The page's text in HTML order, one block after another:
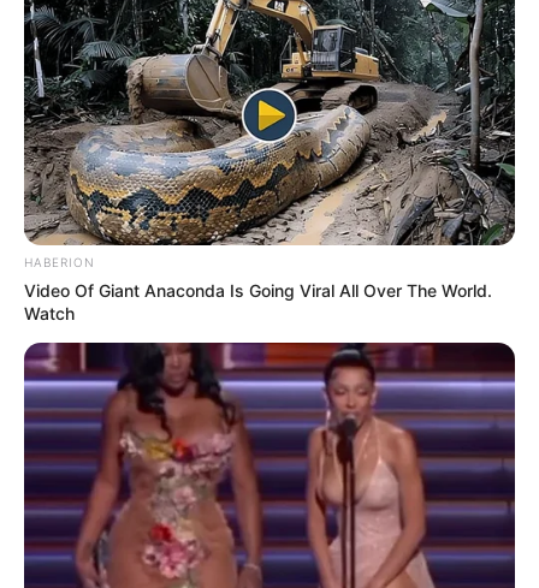
ΠΑΓΙΔΑ ΜΕΓΑΛΗ. ΠΟΥ ΦΕΡΝΕΙ ΑΠΟΓΟΗΤΕΥΣΗ. ΚΑΙ
ΑΓΧΟΣ. ΚΑΙ ΦΟΒΟ.
ΤΙΠΟΤΑ ΑΠΟ ΟΤΙ ΒΛΕΠΟΥΜΕ ΔΕΝ ΕΙΝΑΙ
ΑΥΤΟ ΠΟΥ ΓΙΝΕΤΑΙ. ΑΚΟΛΟΥΘΕΙ ΕΝΑ
ΚΕΙΜΕΝΟ ΓΙΑ ΑΦΥΠΝΙΣΜΕΝΟΥΣ.
ΓΡΑΦΕΙ ΗChryso Elenodorou. “ΕΡΧΟΝΤΑΙ ΜΕΓΑΛΕΣ
ΑΛΛΑΓΕΣ. ΠΡΟΕΤΟΙΜΑΣΤΕΙΤΕ ΕΣΩΤΕΡΙΚΑ …
ΒΑΔΙΖΟΝΤΑΣ ΤΟΝ ΔΡΟΜΟ, ΓΙΑ ΝΑ ΠΡΟΕΤΟΙΜΑΣΟΥΜΕ
ΤΟΝ ΔΡΟΜΟ ΜΠΡΟΣΤΑ! Η ΑΛΗΘΕΙΑ ΜΠΟΡΕΙ ΝΑ
ΗΠΑ: ΣΕ ΑΚΟΜΑ ΠΙΟ ΔΥΣΚΟΛΗ ΘΕΣΗ Ο “ΠΡΟΕΔΡΟΣ ΤΟΥ
ΥΠΟΓΕΙΟΥ – ΣΩΣΙΑΣ BIDEN”! ΦΟΡΤΩΝΕΤΑΙ ΕΠΙΠΡΟΣΘΕΤΑ
“ΛΑΘΗ” ΣΤΟ ΑΦΓΑΝΙΣΤΑΝ – ΒΑΣΕΙ ΠΡΟΓΡΑΜΜΑΤΟΣ! Η
ΠΡΟΣΠΑΘΕΙΑ ΤΗΣ ΣΥΜΜΑΧΙΑΣ ΓΙΑ ΕΝΗΜΕΡΩΣΗ ΤΟΥ
ΑΜΕΡΙΚΑΝΙΚΟΥ ΛΑΟΥ – ΜΕ ΣΚΟΠΟ ΤΗΝ ΑΦΥΠΝΙΣΗ &
ΤΗΝ ΑΠΟΔΟΜΗΣΗ ΤΟΥ ΧΑΖΑΡΙΚΟΥ ΣΥΣΤΗΜΑΤΟΣ
ΣΥΝΕΧΙΖΕΤΑΙ! Ο JOE BIDEN (ΣΩΣΙΑΣ) ΕΞΟΥΣΙΑ ΔΕΝ ΕΧΕΙ!
HABERION
Video Of Giant Anaconda Is Going Viral All Over The World.
Watch